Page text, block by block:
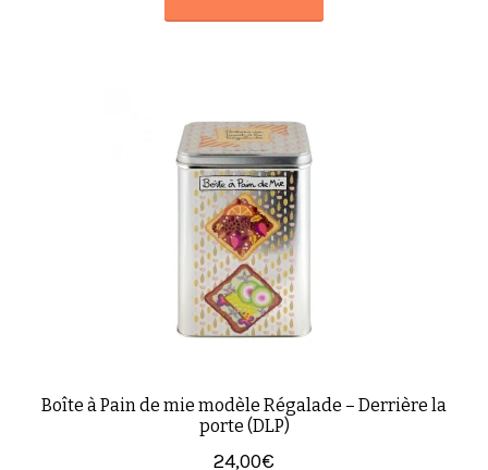
Boîte à Pain de mie modèle Régalade – Derrière la
porte (DLP)
24,00€